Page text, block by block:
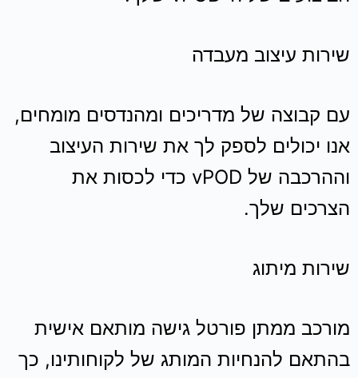
שירות עיצוב מעבדה
עם קבוצה של מדריכים ומהנדסים מומחים,
אנו יכולים לספק לך את שירות העיצוב
וההרכבה של vPOD כדי לכסות את
הצרכים שלך.
שירות מיתוג
מורכב ממתן פורטל גישה מותאם אישית
בהתאם להנחיות המותג של לקוחותינו, כך